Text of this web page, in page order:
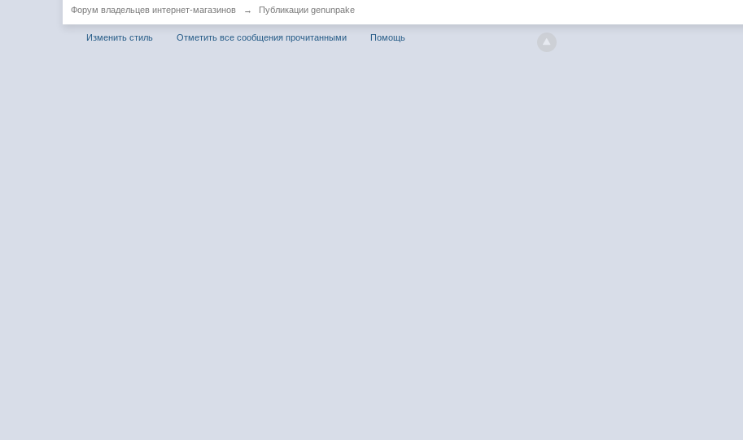
Форум владельцев интернет-магазинов → Публикации genunpake
Изменить стиль Отметить все сообщения прочитанными Помощь